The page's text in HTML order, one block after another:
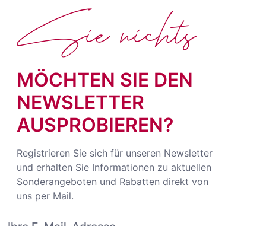
MÖCHTEN SIE DEN
NEWSLETTER
AUSPROBIEREN?
Registrieren Sie sich für unseren Newsletter
und erhalten Sie Informationen zu aktuellen
Sonderangeboten und Rabatten direkt von
uns per Mail.
Sie nichts